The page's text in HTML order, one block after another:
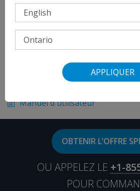
APPLIQUER
Batterie de rechange
Une
Poids
Documentation
Manuel d'utilisateur
OBTENIR L’OFFRE
OU APPELEZ LE +1-
POUR